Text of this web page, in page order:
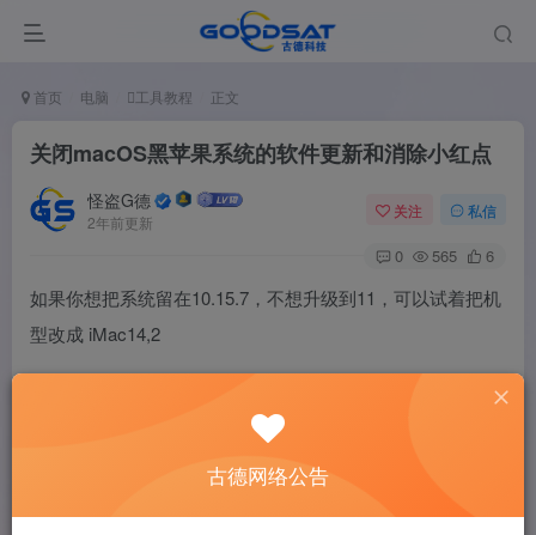
首页 电脑 工具教程 正文
关闭macOS黑苹果系统的软件更新和消除小红点
怪盗G德
2年前更新
关注 私信
0 565 6
如果你想把系统留在10.15.7，不想升级到11，可以试着把机
型改成 iMac14,2
下面的内容仅在10.15.7以下的系统中，到了11就失效了。
古德网络公告